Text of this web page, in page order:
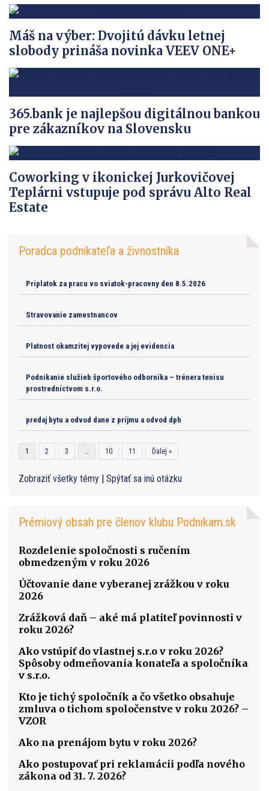
Máš na výber: Dvojitú dávku letnej
slobody prináša novinka VEEV ONE+
365.bank je najlepšou digitálnou bankou
pre zákazníkov na Slovensku
Coworking v ikonickej Jurkovičovej
Teplárni vstupuje pod správu Alto Real
Estate
Poradca podnikateľa a živnostníka
Priplatok za pracu vo sviatok-pracovny den 8.5.2026
Stravovanie zamestnancov
Platnost okamzitej vypovede a jej evidencia
Podnikanie služieb športového odborníka – trénera tenisu
prostredníctvom s.r.o.
predaj bytu a odvod dane z príjmu a odvod dph
1 2 3 … 10 11 Ďalej »
Zobraziť všetky témy Spýtať sa inú otázku
Prémiový obsah pre členov klubu Podnikam.sk
Rozdelenie spoločnosti s ručením
obmedzeným v roku 2026
Účtovanie dane vyberanej zrážkou v roku
2026
Zrážková daň – aké má platiteľ povinnosti v
roku 2026?
Ako vstúpiť do vlastnej s.r.o v roku 2026?
Spôsoby odmeňovania konateľa a spoločníka
v s.r.o.
Kto je tichý spoločník a čo všetko obsahuje
zmluva o tichom spoločenstve v roku 2026? –
VZOR
Ako na prenájom bytu v roku 2026?
Ako postupovať pri reklamácii podľa nového
zákona od 31. 7. 2026?